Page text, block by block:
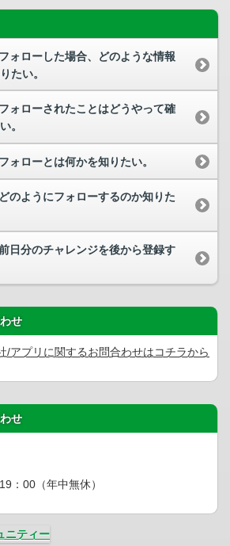
ォローした場合、どのような情報
たい。
ォローされたことはどうやって確
。
ォローとは何かを知りたい。
のようにフォローするのか知りた
日分のチャレンジを後から登録す
せ
/アプリに関するお問合わせはコチラから
せ
：00（年中無休）